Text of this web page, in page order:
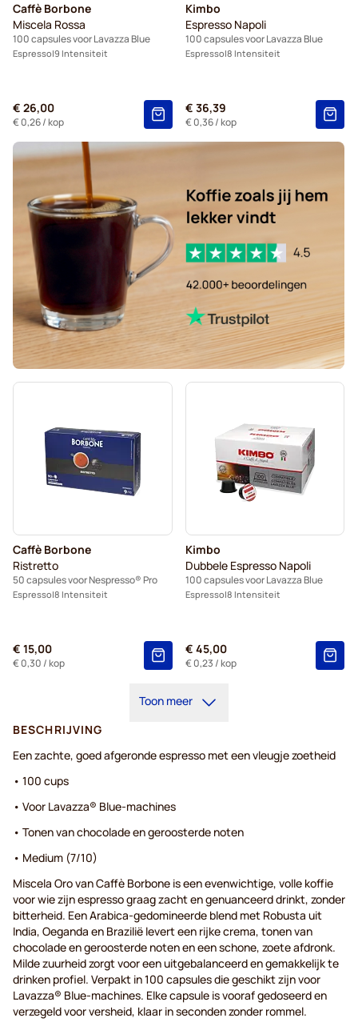
Caffè Borbone
Miscela Rossa
100 capsules voor Lavazza Blue
Espresso 9 Intensiteit
€ 26,00
€ 0,26/ kop
Kimbo
Espresso Napoli
100 capsules voor Lavazza Blue
Espresso 8 Intensiteit
€ 36,39
€ 0,36/ kop
Caffè Borbone
Ristretto
50 capsules voor Nespresso® Pro
Espresso 8 Intensiteit
€ 15,00
€ 0,30 / kop
Kimbo
Dubbele Espresso Napoli
100 capsules voor Lavazza Blue
Espresso 8 Intensiteit
€ 45,00
€ 0,23 / kop
Toon meer
BESCHRIJVING
Een zachte, goed afgeronde espresso met een vleugje zoetheid
• 100 cups
• Voor Lavazza® Blue-machines
• Tonen van chocolade en geroosterde noten
• Medium (7/10)
Miscela Oro van Caffè Borbone is een evenwichtige, volle koffie
voor wie zijn espresso graag zacht en genuanceerd drinkt, zonder
bitterheid. Een Arabica-gedomineerde blend met Robusta uit
India, Oeganda en Brazilië levert een rijke crema, tonen van
chocolade en geroosterde noten en een schone, zoete afdronk.
Milde zuurheid zorgt voor een uitgebalanceerd en gemakkelijk te
drinken profiel. Verpakt in 100 capsules die geschikt zijn voor
Lavazza® Blue-machines. Elke capsule is vooraf gedoseerd en
verzegeld voor versheid, klaar in seconden zonder rommel.